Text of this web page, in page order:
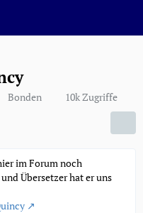
Bonden 10k Zugriffe
im Forum noch
Übersetzer hat er uns